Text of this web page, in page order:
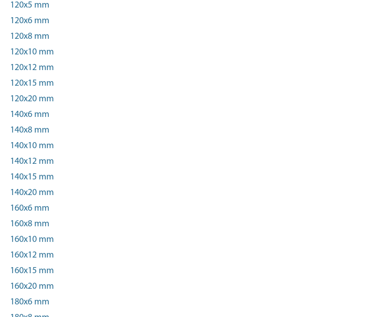
120x5 mm
120x6 mm
120x8 mm
120x10 mm
120x12 mm
120x15 mm
120x20 mm
140x6 mm
140x8 mm
140x10 mm
140x12 mm
140x15 mm
140x20 mm
160x6 mm
160x8 mm
160x10 mm
160x12 mm
160x15 mm
160x20 mm
180x6 mm